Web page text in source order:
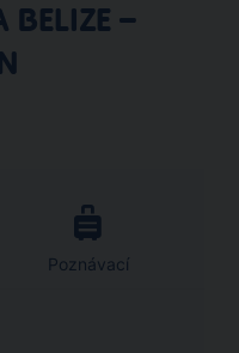
BELIZE –
Poznávací